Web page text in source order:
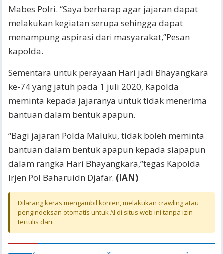
Mabes Polri. “Saya berharap agar jajaran dapat
melakukan kegiatan serupa sehingga dapat
menampung aspirasi dari masyarakat,”Pesan
kapolda.
Sementara untuk perayaan Hari jadi Bhayangkara
ke-74 yang jatuh pada 1 juli 2020, Kapolda
meminta kepada jajaranya untuk tidak menerima
bantuan dalam bentuk apapun.
“Bagi jajaran Polda Maluku, tidak boleh meminta
bantuan dalam bentuk apapun kepada siapapun
dalam rangka Hari Bhayangkara,”tegas Kapolda
Irjen Pol Baharuidn Djafar. (IAN)
Dilarang keras mengambil konten, melakukan crawling atau
pengindeksan otomatis untuk AI di situs web ini tanpa izin
tertulis dari.